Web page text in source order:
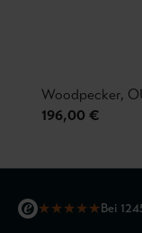
Woodpecker,
196,00 €
★★★★★Bei